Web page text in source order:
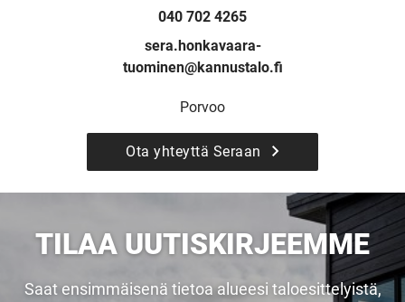
040 702 4265
sera.honkavaara-
tuominen@kannustalo.fi
Porvoo
Ota yhteyttä Seraan
TILAA UUTISKIRJEEMME
Saat ensimmäisenä tietoa alueesi taloesittelyistä,
UNELMISTA
KODIKSI-
TALOKIRJA ON
JULKAISTU
Upea yli 200-sivuinen talokirja!